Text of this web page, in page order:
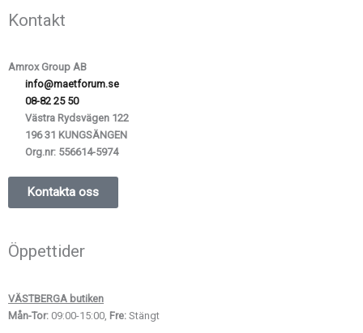
Öppettider
VÄSTBERGA butiken
Mån-Tor: 09:00-15:00, Fre: Stängt
Kontakt
Amrox Group AB
info@maetforum.se
08-82 25 50
Västra Rydsvägen 122
196 31 KUNGSÄNGEN
Org.nr:556614-5974
Kontakta oss